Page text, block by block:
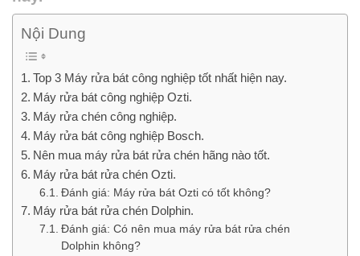
Nội Dung
Top 3 Máy rửa bát công nghiệp tốt nhất hiện nay.
Máy rửa bát công nghiệp Ozti.
Máy rửa chén công nghiệp.
Máy rửa bát công nghiệp Bosch.
Nên mua máy rửa bát rửa chén hãng nào tốt.
Máy rửa bát rửa chén Ozti.
Đánh giá: Máy rửa bát Ozti có tốt không?
Máy rửa bát rửa chén Dolphin.
Đánh giá: Có nên mua máy rửa bát rửa chén
Dolphin không?